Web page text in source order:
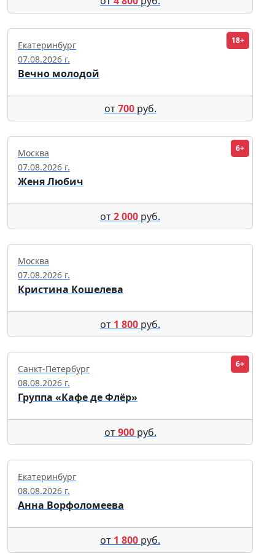
18+
Екатеринбург
07.08.2026 г.
Вечно молодой
от700руб.
6+
Москва
07.08.2026 г.
Женя Любич
от2 000 руб.
Москва
07.08.2026 г.
Кристина Кошелева
от 1 800 руб.
6+
Санкт-Петербург
08.08.2026 г.
Группа «Кафе де Флёр»
от900руб.
Екатеринбург
08.08.2026 г.
Анна Ворфоломеева
от 1 800 руб.